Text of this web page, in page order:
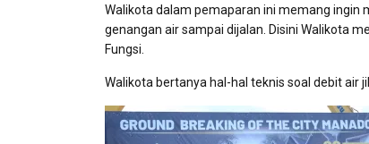
Walikota dalam pemaparan ini memang ingin
genangan air sampai dijalan. Disini Walikota
Fungsi.
Walikota bertanya hal-hal teknis soal debit air